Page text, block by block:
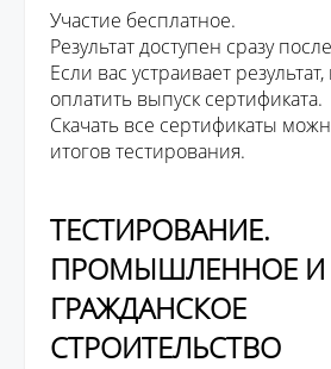
Участие бесплатное.
Результат доступен сразу
Если вас устраивает
оплатить выпуск сертификата.
Скачать все сертификаты
итогов тестирования.
ТЕСТИРОВАНИЕ.
ПРОМЫШЛЕННОЕ И
ГРАЖДАНСКОЕ
СТРОИТЕЛЬСТВО